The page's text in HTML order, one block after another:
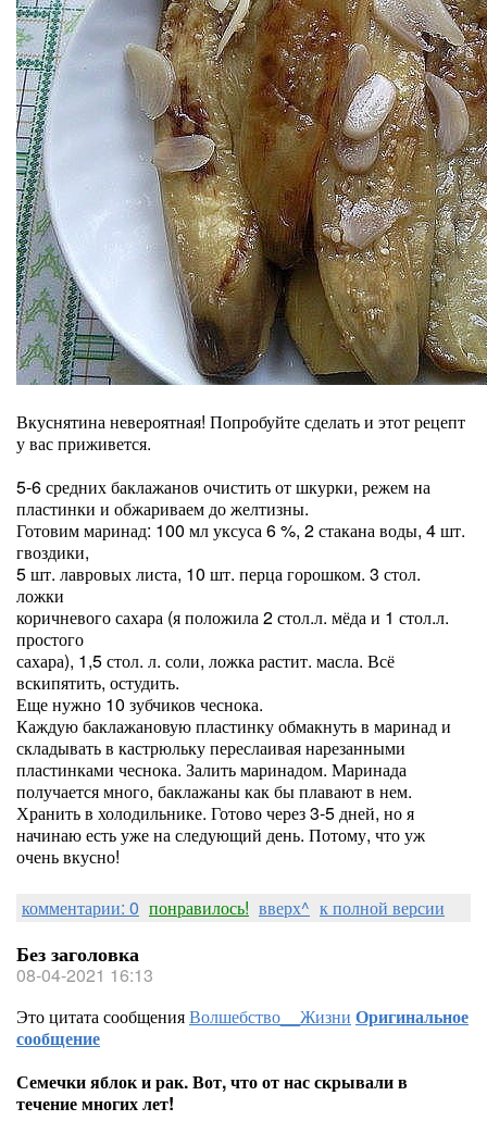
Вкуснятина невероятная! Попробуйте сделать и этот рецепт
у вас приживется.
5-6 средних баклажанов очистить от шкурки, режем на
пластинки и обжариваем до желтизны.
Готовим маринад: 100 мл уксуса 6 %, 2 стакана воды, 4 шт.
гвоздики,
5 шт. лавровых листа, 10 шт. перца горошком. 3 стол.
ложки
коричневого сахара (я положила 2 стол.л. мёда и 1 стол.л.
простого
сахара), 1,5 стол. л. соли, ложка растит. масла. Всё
вскипятить, остудить.
Еще нужно 10 зубчиков чеснока.
Каждую баклажановую пластинку обмакнуть в маринад и
складывать в кастрюльку переслаивая нарезанными
пластинками чеснока. Залить маринадом. Маринада
получается много, баклажаны как бы плавают в нем.
Хранить в холодильнике. Готово через 3-5 дней, но я
начинаю есть уже на следующий день. Потому, что уж
очень вкусно!
комментарии: 0 понравилось! вверх^ к полной версии
Без заголовка
08-04-2021 16:13
Это цитата сообщенияВолшебство__Жизни Оригинальное
сообщение
Семечки яблок и рак. Вот, что от нас скрывали в
течение многих лет!